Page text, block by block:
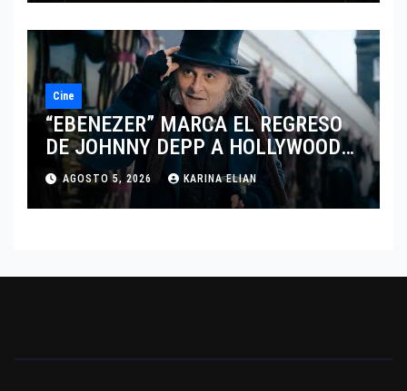
Cine
“EBENEZER” MARCA EL REGRESO
DE JOHNNY DEPP A HOLLYWOOD
TRAS SU PASO POR EL CINE
INDEPENDIENTE EUROPEO
AGOSTO 5, 2026 KARINA ELIAN